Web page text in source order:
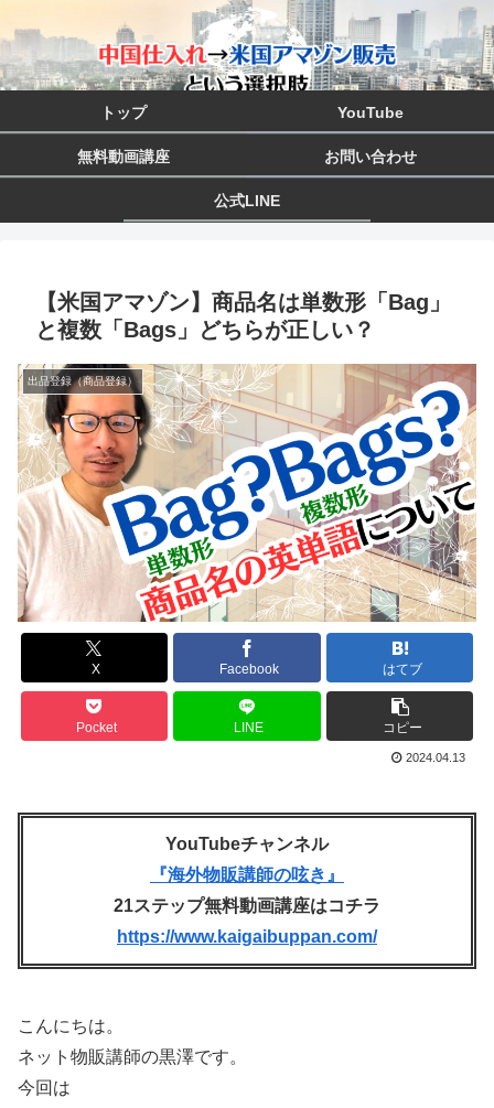
トップ YouTube
無料動画講座 お問い合わせ
公式LINE
【米国アマゾン】商品名は単数形「Bag」
と複数「Bags」どちらが正しい？
出品登録（商品登録）
X Facebook はてブ
Pocket LINE コピー
2024.04.13
YouTubeチャンネル
『海外物販講師の呟き』
21ステップ無料動画講座はコチラ
https://www.kaigaibuppan.com/
こんにちは。
ネット物販講師の黒澤です。
今回は